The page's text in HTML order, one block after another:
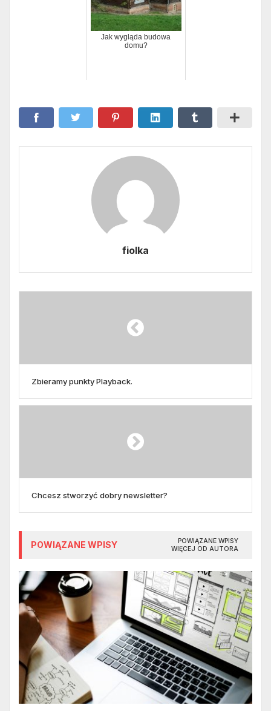
Jak wygląda budowa
domu?
fiolka
Zbieramy punkty Playback.
Chcesz stworzyć dobry newsletter?
POWIĄZANE WPISY
POWIĄZANE WPISY
WIĘCEJ OD AUTORA